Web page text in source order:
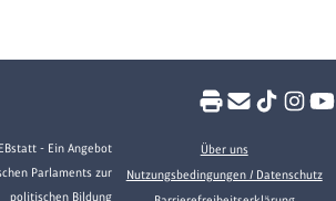
- Ein Angebot
Parlaments zur
politischen Bildung
Über uns
Nutzungsbedingungen / Datenschutz